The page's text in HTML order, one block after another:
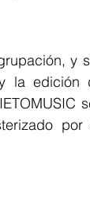
y
la